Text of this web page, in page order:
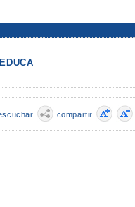
compartir